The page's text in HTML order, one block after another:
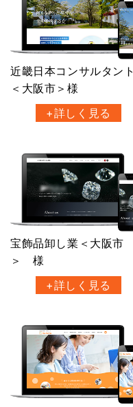
近畿日本コンサルタント
＜大阪市＞様
+詳しく見る
宝飾品卸し業＜大阪市
＞ 様
+詳しく見る